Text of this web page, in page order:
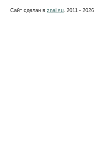
Сайт сделан в znai.su . 2011 - 2026